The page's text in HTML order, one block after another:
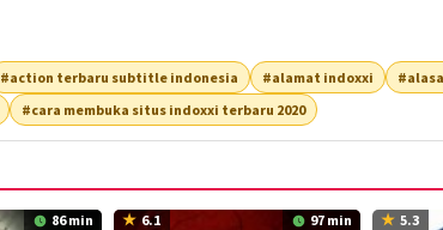
#action terbaru subtitle indonesia #alamat indoxxi
#cara membuka situs indoxxi terbaru 2020
86 min 6.1 97 min 5.3